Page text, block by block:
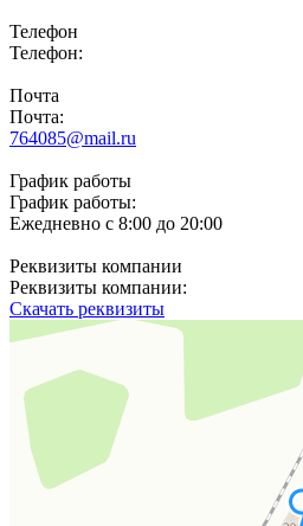
Телефон
Телефон:
Почта
Почта:
764085@mail.ru
График работы
График работы:
Ежедневно с 8:00 до 20:00
Реквизиты компании
Реквизиты компании:
Скачать реквизиты